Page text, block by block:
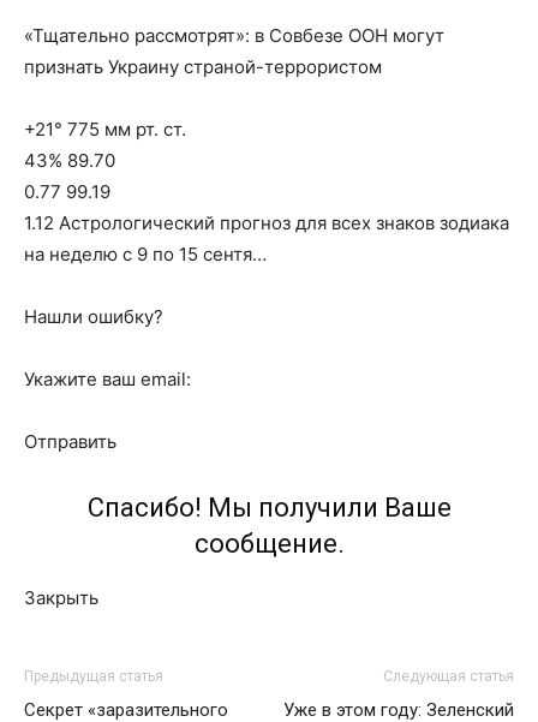
«Тщательно рассмотрят»: в Совбезе ООН могут
признать Украину страной-террористом
+21° 775 мм рт. ст.
43% 89.70
0.77 99.19
1.12 Астрологический прогноз для всех знаков зодиака
на неделю с 9 по 15 сентя…
Нашли ошибку?
Укажите ваш email:
Отправить
Спасибо! Мы получили Ваше
сообщение.
Закрыть
Предыдущая статья
Секрет «заразительного
Следующая статья
Уже в этом году: Зеленский